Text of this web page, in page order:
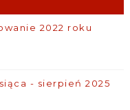
2022 roku
- sierpień 2025